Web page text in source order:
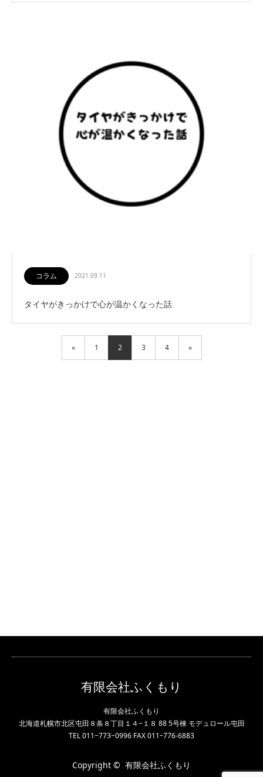
コラム 2021.09.11
タイヤがきっかけで心が温かくなった話
« 1 2 3 4 »
有限会社ふくもり
有限会社ふくもり
北海道札幌市北区屯田８条８丁目１４−１８ 88 5号棟 モデュロール屯田
TEL 011−773−0996 FAX 011ｰ776-6883
Copyright © 有限会社ふくもり